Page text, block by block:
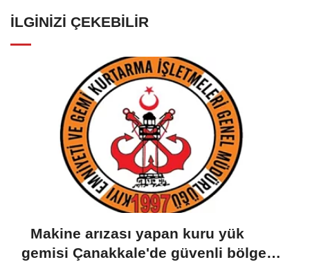
İLGINIZI ÇEKEBILIR
Makine arızası yapan kuru yük
gemisi Çanakkale'de güvenli bölgeye